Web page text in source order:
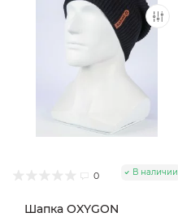
0 В наличии
Шапка OXYGON